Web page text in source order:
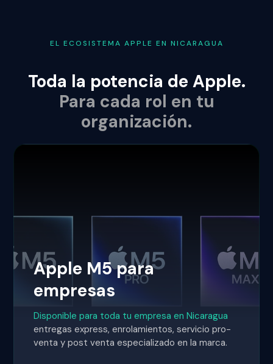
EL ECOSISTEMA APPLE EN NICARAGUA
Toda la potencia de Apple.
Para cada rol en tu
organización.
Apple M5 para
empresas
Disponible para toda tu empresa en Nicaragua
entregas express, enrolamientos, servicio pro-
venta y post venta especializado en la marca.